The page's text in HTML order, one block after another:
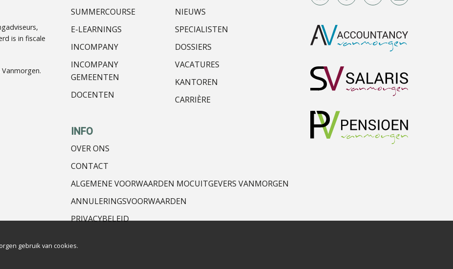
Joost Diks
is in fiscale
SUMMERCOURSE
E-LEARNINGS
INCOMPANY
INCOMPANY
GEMEENTEN
DOCENTEN
NIEUWS
SPECIALISTEN
DOSSIERS
VACATURES
KANTOREN
CARRIÈRE
INFO
OVER ONS
CONTACT
ALGEMENE VOORWAARDEN MOCUITGEVERS VANMORGEN
ANNULERINGSVOORWAARDEN
PRIVACYBELEID
gebruik van cookies.